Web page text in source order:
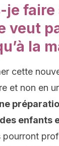
je faire
veut
la
cette
et non en
enfants